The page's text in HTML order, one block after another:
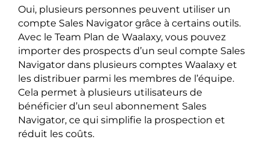
Oui, plusieurs personnes peuvent utiliser un
compte Sales Navigator grâce à certains outils.
Avec le Team Plan de Waalaxy, vous pouvez
importer des prospects d’un seul compte Sales
Navigator dans plusieurs comptes Waalaxy et
les distribuer parmi les membres de l’équipe.
Cela permet à plusieurs utilisateurs de
bénéficier d’un seul abonnement Sales
Navigator, ce qui simplifie la prospection et
réduit les coûts.